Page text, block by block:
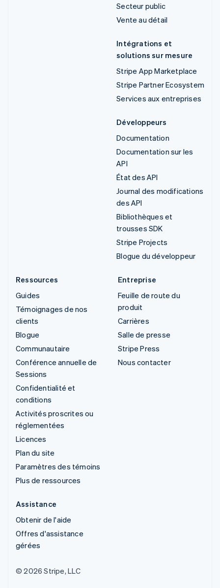
Secteur public
Vente au détail
Intégrations et
solutions sur mesure
Stripe App Marketplace
Stripe Partner Ecosystem
Services aux entreprises
Développeurs
Documentation
Documentation sur les
API
État des API
Journal des modifications
des API
Bibliothèques et
trousses SDK
Stripe Projects
Blogue du développeur
Ressources
Guides
Témoignages de nos
clients
Blogue
Communautaire
Conférence annuelle de
Sessions
Confidentialité et
conditions
Activités proscrites ou
réglementées
Licences
Plan du site
Paramètres des témoins
Plus de ressources
Entreprise
Feuille de route du
produit
Carrières
Salle de presse
Stripe Press
Nous contacter
Assistance
Obtenir de l'aide
Offres d'assistance
gérées
© 2026 Stripe, LLC